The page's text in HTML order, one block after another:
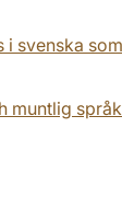
svenska
muntlig